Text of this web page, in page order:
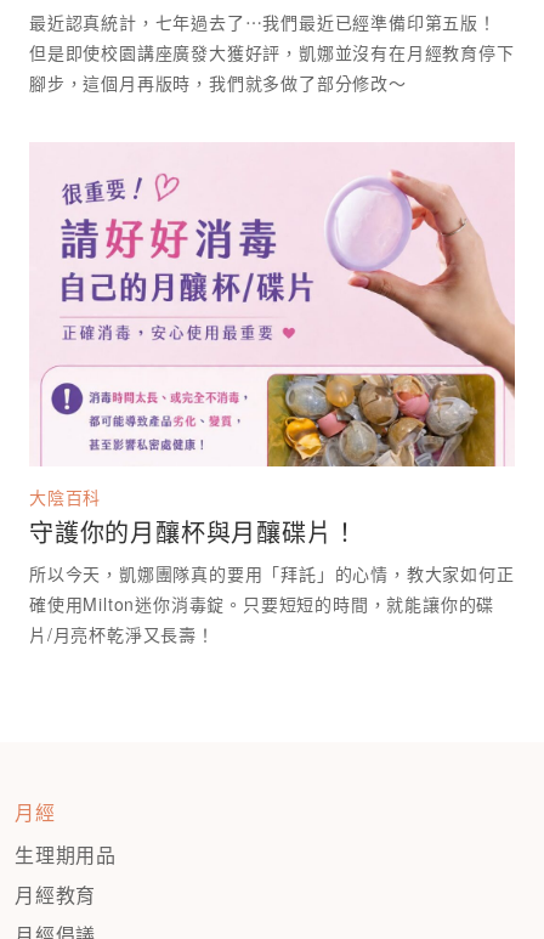
最近認真統計，七年過去了⋯我們最近已經準備印第五版！
但是即使校園講座廣發大獲好評，凱娜並沒有在月經教育停下
腳步，這個月再版時，我們就多做了部分修改～
大陰百科
守護你的月釀杯與月釀碟片！
所以今天，凱娜團隊真的要用「拜託」的心情，教大家如何正
確使用Milton迷你消毒錠。只要短短的時間，就能讓你的碟
月經
生理期用品
月經教育